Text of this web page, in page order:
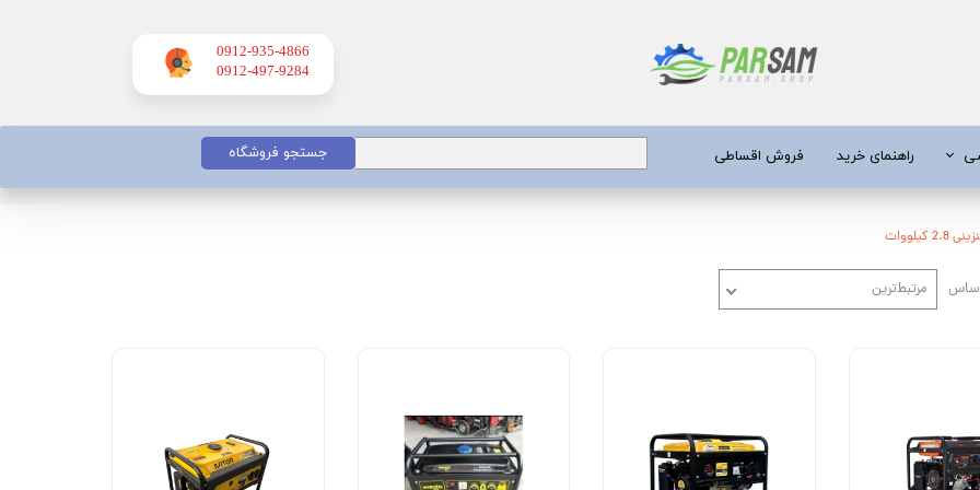
0912-935-4866
​​​​​​​0912-497-9284
عمیق
راهنمای خرید فروش اقساطی جستجو فروشگاه
کیلووات
مرتبط‌ترین